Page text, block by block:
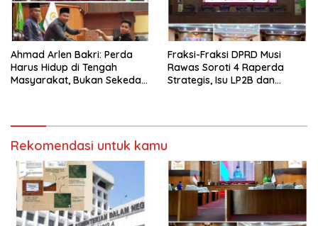
Ahmad Arlen Bakri: Perda
Harus Hidup di Tengah
Masyarakat, Bukan Sekedar
Fraksi-Fraksi DPRD Musi
Rawas Soroti 4 Raperda
Strategis, Isu LP2B dan
Rekomendasi untuk kamu